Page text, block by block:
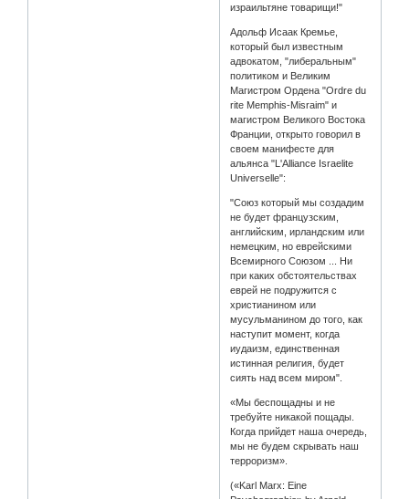
израильтяне товарищи!"
Адольф Исаак Кремье,
который был известным
адвокатом, "либеральным"
политиком и Великим
Магистром Ордена "Ordre du
rite Memphis-Misraim" и
магистром Великого Востока
Франции, открыто говорил в
своем манифесте для
альянса "L'Alliance Israelite
Universelle":
"Союз который мы создадим
не будет французским,
английским, ирландским или
немецким, но еврейскими
Всемирного Союзом ... Ни
при каких обстоятельствах
еврей не подружится с
христианином или
мусульманином до того, как
наступит момент, когда
иудаизм, единственная
истинная религия, будет
сиять над всем миром".
«Мы беспощадны и не
требуйте никакой пощады.
Когда прийдет наша очередь,
мы не будем скрывать наш
терроризм».
(«Karl Marx: Eine